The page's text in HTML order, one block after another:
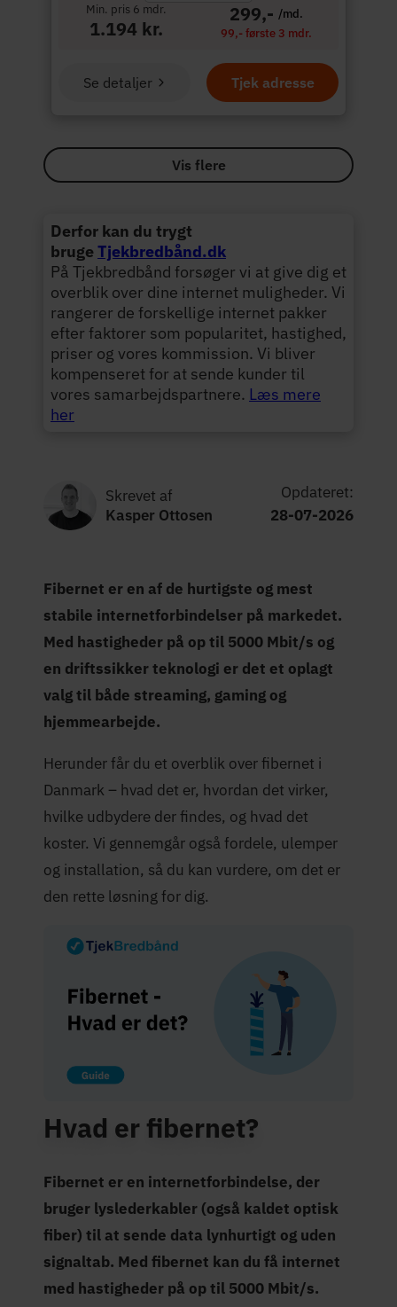
Min. pris 6 mdr.
1.194 kr.
299,- /md.
99,- første 3 mdr.
Tjek adresse
Se detaljer
Vis flere
Derfor kan du trygt
brugeTjekbredbånd.dk
På Tjekbredbånd forsøger vi at give dig et
overblik over dine internet muligheder. Vi
rangerer de forskellige internet pakker
efter faktorer som popularitet, hastighed,
priser og vores kommission. Vi bliver
kompenseret for at sende kunder til
vores samarbejdspartnere. Læs mere
her
Skrevet af
Kasper Ottosen
Opdateret:
28-07-2026
Fibernet er en af de hurtigste og mest
stabile internetforbindelser på markedet.
Med hastigheder på op til 5000 Mbit/s og
en driftssikker teknologi er det et oplagt
valg til både streaming, gaming og
hjemmearbejde.
Herunder får du et overblik over fibernet i
Danmark – hvad det er, hvordan det virker,
hvilke udbydere der findes, og hvad det
koster. Vi gennemgår også fordele, ulemper
og installation, så du kan vurdere, om det er
den rette løsning for dig.
Hvad er fibernet?
Fibernet er en internetforbindelse, der
bruger lyslederkabler (også kaldet optisk
fiber) til at sende data lynhurtigt og uden
signaltab. Med fibernet kan du få internet
med hastigheder på op til 5000 Mbit/s.